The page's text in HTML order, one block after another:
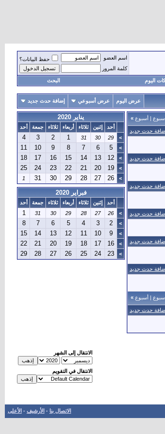
اسم العضو
حفظ البيانات؟
كلمة المرور
اليوم البحث
عرض اليوم عرض أسبوعي إضافة حدث جديد
| أسبوع »
حدث جديد
حدث جديد
حدث جديد
حدث جديد
حدث جديد
حدث جديد
| أسبوع »
حدث جديد
يناير 2020
أحد إثنين ثلاثاء أربعاء ثلاثاء جمعة
أحد
>
29
30
31
1
2
3
4
>
5
6
7
8
9
10
11
>
12
13
14
15
16
17
18
>
19
20
21
22
23
24
25
>
26
27
28
29
30
31
1
فبراير 2020
أحد إثنين ثلاثاء أربعاء ثلاثاء جمعة
أحد
>
26
27
28
29
30
31
1
>
2
3
4
5
6
7
8
>
9
10
11
12
13
14
15
>
16
17
18
19
20
21
22
>
23
24
25
26
27
28
29
الانتقال إلى الشهر
الانتقال في التقويم
الاتصال بنا - الأرشيف - الأعلى